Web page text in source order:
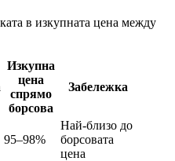
в изкупната цена между
Изкупна
цена
спрямо
борсова
Забележка
95–98%
Най-близо до
борсовата
цена